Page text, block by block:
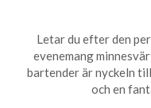
Letar du efter den
evenemang
bartender är nyckeln
och en